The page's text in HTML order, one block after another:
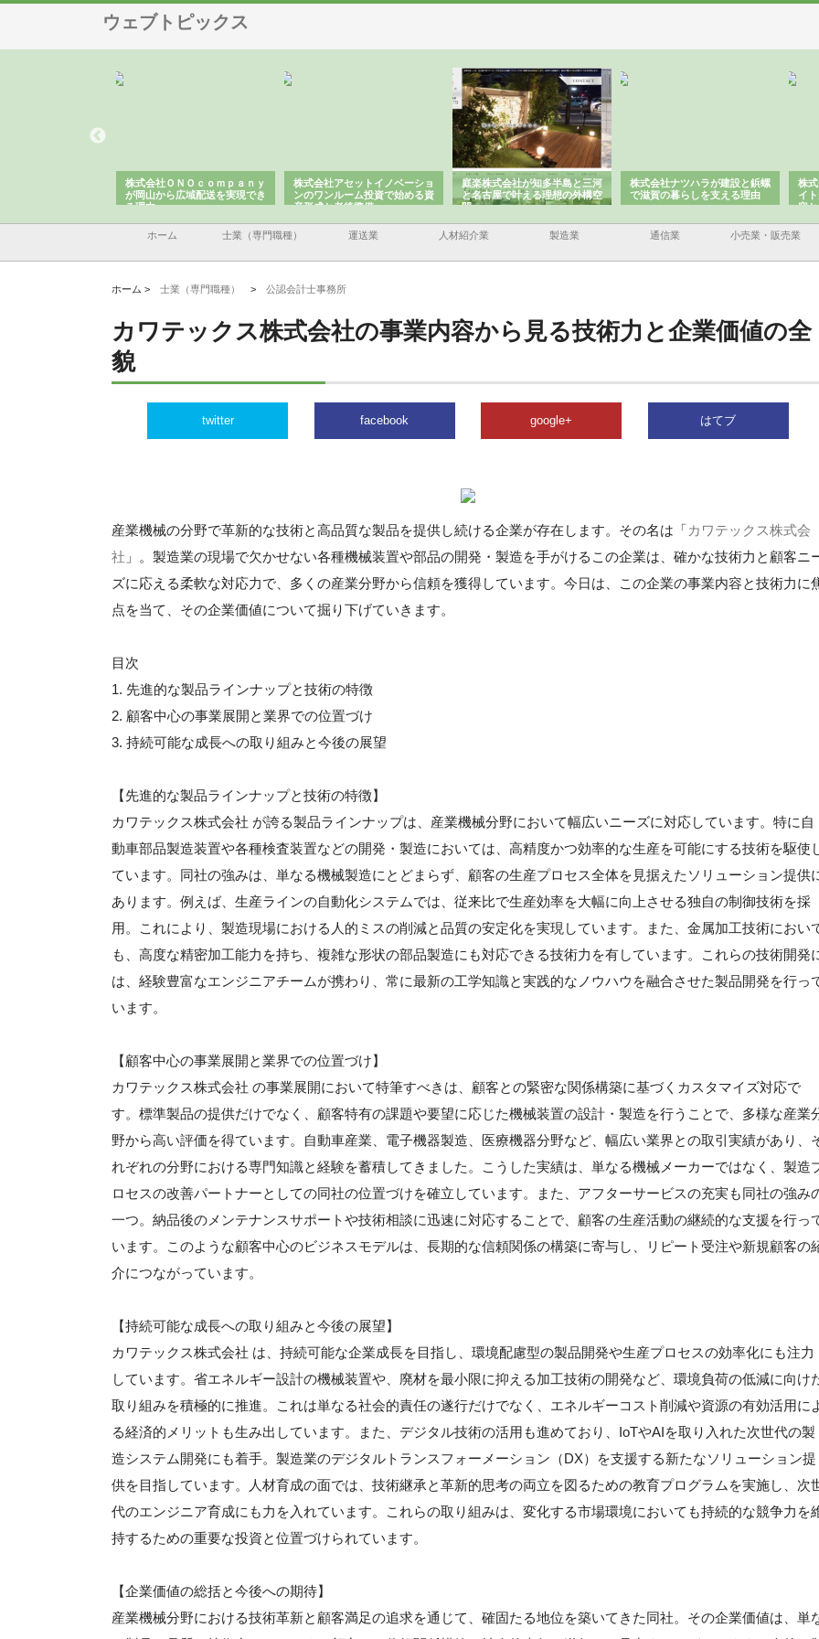
ウェブトピックス
株式会社ＯＮＯｃｏｍｐａｎｙ
が岡山から広域配送を実現でき
る理由
株式会社アセットイノベーショ
ンのワンルーム投資で始める資
産形成と老後準備
庭楽株式会社が知多半島と三河
と名古屋で叶える理想の外構空
間
株式会社ナツハラが建設と鋲螺
で滋賀の暮らしを支える理由
株
イ
容
ホーム 士業（専門職種） 運送業 人材紹介業 製造業 通信業 小売業・販売業
ホーム > 士業（専門職種） > 公認会計士事務所
カワテックス株式会社の事業内容から見る技術力と企業価値の全
貌
twitter facebook google+ はてブ
産業機械の分野で革新的な技術と高品質な製品を提供し続ける企業が存在します。その名は「カワテックス株式会
社 」。製造業の現場で欠かせない各種機械装置や部品の開発・製造を手がけるこの企業は、確かな技術力と顧客ニ
ズに応える柔軟な対応力で、多くの産業分野から信頼を獲得しています。今日は、この企業の事業内容と技術力に
点を当て、その企業価値について掘り下げていきます。
目次
1. 先進的な製品ラインナップと技術の特徴
2. 顧客中心の事業展開と業界での位置づけ
3. 持続可能な成長への取り組みと今後の展望
【先進的な製品ラインナップと技術の特徴】
カワテックス株式会社 が誇る製品ラインナップは、産業機械分野において幅広いニーズに対応しています。特に自
動車部品製造装置や各種検査装置などの開発・製造においては、高精度かつ効率的な生産を可能にする技術を駆使
ています。同社の強みは、単なる機械製造にとどまらず、顧客の生産プロセス全体を見据えたソリューション提供
あります。例えば、生産ラインの自動化システムでは、従来比で生産効率を大幅に向上させる独自の制御技術を採
用。これにより、製造現場における人的ミスの削減と品質の安定化を実現しています。また、金属加工技術におい
も、高度な精密加工能力を持ち、複雑な形状の部品製造にも対応できる技術力を有しています。これらの技術開発
は、経験豊富なエンジニアチームが携わり、常に最新の工学知識と実践的なノウハウを融合させた製品開発を行っ
います。
【顧客中心の事業展開と業界での位置づけ】
カワテックス株式会社 の事業展開において特筆すべきは、顧客との緊密な関係構築に基づくカスタマイズ対応で
す。標準製品の提供だけでなく、顧客特有の課題や要望に応じた機械装置の設計・製造を行うことで、多様な産業
野から高い評価を得ています。自動車産業、電子機器製造、医療機器分野など、幅広い業界との取引実績があり、
れぞれの分野における専門知識と経験を蓄積してきました。こうした実績は、単なる機械メーカーではなく、製造
ロセスの改善パートナーとしての同社の位置づけを確立しています。また、アフターサービスの充実も同社の強み
一つ。納品後のメンテナンスサポートや技術相談に迅速に対応することで、顧客の生産活動の継続的な支援を行っ
います。このような顧客中心のビジネスモデルは、長期的な信頼関係の構築に寄与し、リピート受注や新規顧客の
介につながっています。
【持続可能な成長への取り組みと今後の展望】
カワテックス株式会社 は、持続可能な企業成長を目指し、環境配慮型の製品開発や生産プロセスの効率化にも注力
しています。省エネルギー設計の機械装置や、廃材を最小限に抑える加工技術の開発など、環境負荷の低減に向け
取り組みを積極的に推進。これは単なる社会的責任の遂行だけでなく、エネルギーコスト削減や資源の有効活用に
る経済的メリットも生み出しています。また、デジタル技術の活用も進めており、IoTやAIを取り入れた次世代の製
造システム開発にも着手。製造業のデジタルトランスフォーメーション（DX）を支援する新たなソリューション提
供を目指しています。人材育成の面では、技術継承と革新的思考の両立を図るための教育プログラムを実施し、次
代のエンジニア育成にも力を入れています。これらの取り組みは、変化する市場環境においても持続的な競争力を
持するための重要な投資と位置づけられています。
【企業価値の総括と今後への期待】
産業機械分野における技術革新と顧客満足の追求を通じて、確固たる地位を築いてきた同社。その企業価値は、単